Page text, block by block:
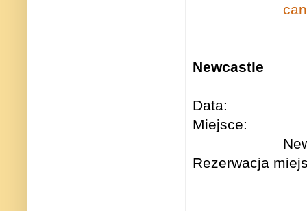
Newcastle
Data:
Miejsce:
Rezerwacja